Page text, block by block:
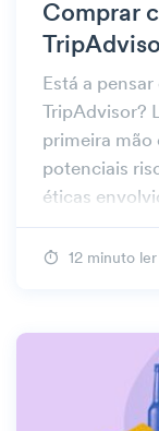
Comprar
Está a
TripAdvisor?
primeira mão
potenciais
éticas
12 minuto ler